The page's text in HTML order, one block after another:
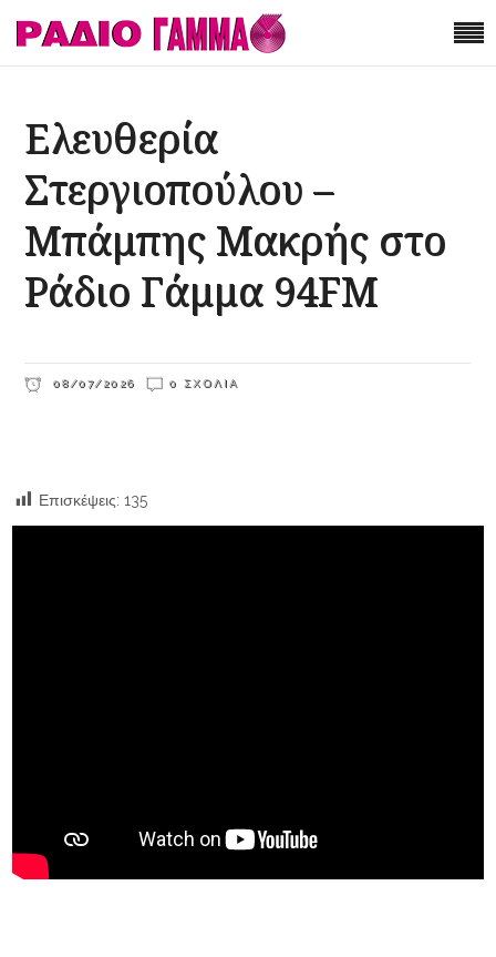
Ελευθερία
Στεργιοπούλου –
Μπάμπης Μακρής στο
Ράδιο Γάμμα 94FM
08/07/2026 0 ΣΧΌΛΙΑ
Επισκέψεις: 135